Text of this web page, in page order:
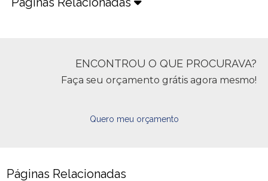
ENCONTROU O QUE PROCURAVA?
Faça seu orçamento grátis agora mesmo!
Quero meu orçamento
Páginas Relacionadas